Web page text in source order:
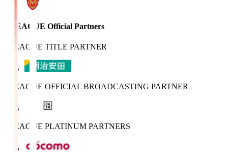
J.LEAGUE Official Partners
J.LEAGUE TITLE PARTNER
J.LEAGUE OFFICIAL BROADCASTING PARTNER
J.LEAGUE PLATINUM PARTNERS